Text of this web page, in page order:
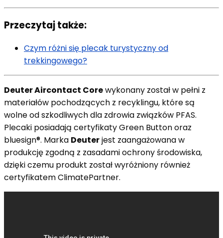
Przeczytaj także:
Czym różni się plecak turystyczny od
trekkingowego?
Deuter Aircontact Corewykonany został w pełni z
materiałów pochodzących z recyklingu, które są
wolne od szkodliwych dla zdrowia związków PFAS.
Plecaki posiadają certyfikaty Green Button oraz
bluesign®. Marka Deuterjest zaangażowana w
produkcję zgodną z zasadami ochrony środowiska,
dzięki czemu produkt został wyróżniony również
certyfikatem ClimatePartner.